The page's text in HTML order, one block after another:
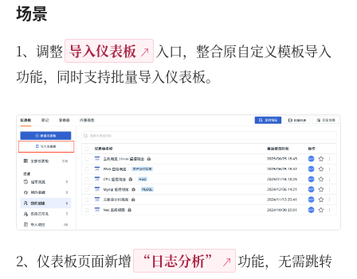
场景
1、调整 导入仪表板
入口，整合原自定义模板导入
功能，同时支持批量导入仪表板。
2、仪表板页面新增 “日志分析”
功能，无需跳转